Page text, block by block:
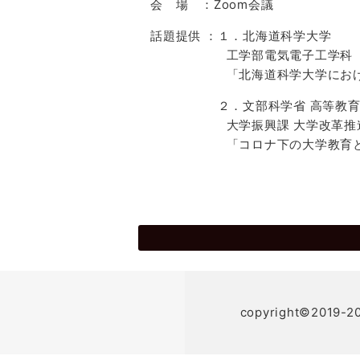
会 場 ：Zoom会議
話題提供 ：１．北海道科学大学
工学部電気電子工学科
「北海道科学大学における
２．文部科学省 高等教育
大学振興課 大学改革推進
「コロナ下の
copyright©2019-